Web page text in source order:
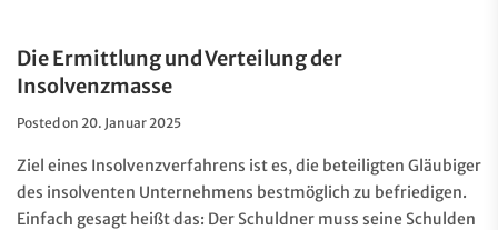
Die Ermittlung und Verteilung der
Insolvenzmasse
Posted on 20. Januar 2025
Ziel eines Insolvenzverfahrens ist es, die beteiligten Gläubiger
des insolventen Unternehmens bestmöglich zu befriedigen.
Einfach gesagt heißt das: Der Schuldner muss seine Schulden